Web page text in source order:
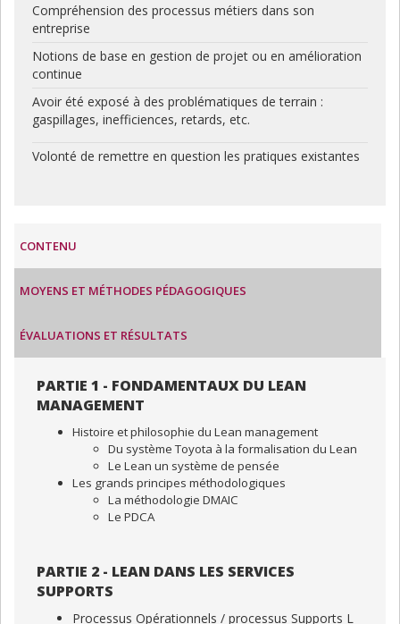
Compréhension des processus métiers dans son
entreprise
Notions de base en gestion de projet ou en amélioration
continue
Avoir été exposé à des problématiques de terrain :
gaspillages, inefficiences, retards, etc.
Volonté de remettre en question les pratiques existantes
CONTENU
MOYENS ET MÉTHODES PÉDAGOGIQUES
ÉVALUATIONS ET RÉSULTATS
PARTIE 1 - FONDAMENTAUX DU LEAN
MANAGEMENT
Histoire et philosophie du Lean management
Du système Toyota à la formalisation du Lean
Le Lean un système de pensée
Les grands principes méthodologiques
La méthodologie DMAIC
Le PDCA
PARTIE 2 - LEAN DANS LES SERVICES
SUPPORTS
Processus Opérationnels / processus Supports L